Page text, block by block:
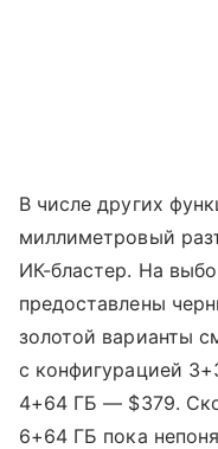
В числе других
миллиметровый
ИК-бластер. На
предоставлены
золотой варианты
с конфигурацией
4+64 ГБ — $379.
6+64 ГБ пока